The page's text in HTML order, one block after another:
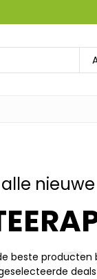
nieuwe
beste producten
deals